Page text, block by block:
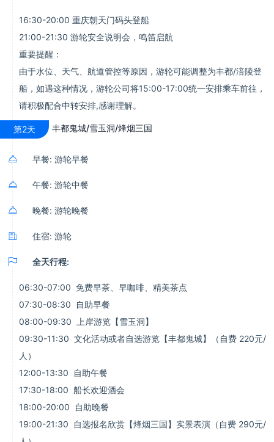
16:30-20:00 重庆朝天门码头登船
21:00-21:30 游轮安全说明会，鸣笛启航
重要提醒：
由于水位、天气、航道管控等原因，游轮可能调整为丰都/涪陵登
船，如遇这种情况，游轮公司将15:00-17:00统一安排乘车前往，
请积极配合中转安排,感谢理解。
第2天 丰都鬼城/雪玉洞/烽烟三国
 早餐: 游轮早餐
 午餐: 游轮中餐
 晚餐: 游轮晚餐
 住宿: 游轮
 全天行程:
06:30-07:00 免费早茶、早咖啡、精美茶点
07:30-08:30 自助早餐
08:00-09:30 上岸游览【雪玉洞】
09:30-11:30 文化活动或者自选游览【丰都鬼城】（自费 220元/
人）
12:00-13:30 自助午餐
17:30-18:00 船长欢迎酒会
18:00-20:00 自助晚餐
19:00-21:30 自选报名欣赏【烽烟三国】实景表演（自费 290元/